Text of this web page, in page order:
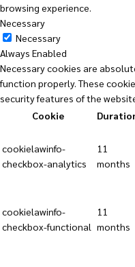
browsing experience.
Necessary
Necessary
Always Enabled
Necessary cookies are
function properly. These
security features of the
Cookie
cookielawinfo-
checkbox-analytics
11
months
cookielawinfo-
checkbox-functional
11
months